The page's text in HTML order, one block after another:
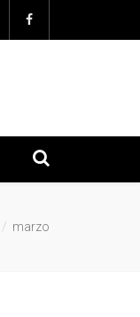
marzo